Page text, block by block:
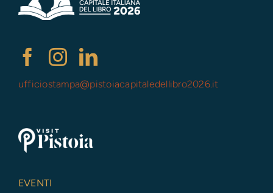
ufficiostampa@pistoiacapitaledellibro2026.it
EVENTI